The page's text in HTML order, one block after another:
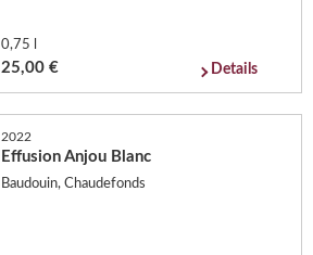
0,75 l
25,00 € Details
2022
Effusion Anjou Blanc
Baudouin, Chaudefonds